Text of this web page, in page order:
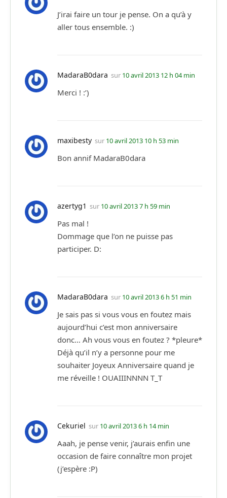
J’irai faire un tour je pense. On a qu’à y
aller tous ensemble. :)
MadaraB0dara sur 10 avril 2013 12 h 04 min
Merci ! :’)
maxibesty sur 10 avril 2013 10 h 53 min
Bon annif MadaraB0dara
azertyg1 sur 10 avril 2013 7 h 59 min
Pas mal !
Dommage que l’on ne puisse pas
participer. D:
MadaraB0dara sur 10 avril 2013 6 h 51 min
Je sais pas si vous vous en foutez mais
aujourd’hui c’est mon anniversaire
donc… Ah vous vous en foutez ? *pleure*
Déjà qu’il n’y a personne pour me
souhaiter Joyeux Anniversaire quand je
me réveille ! OUAIIINNNN T_T
Cekuriel sur 10 avril 2013 6 h 14 min
Aaah, je pense venir, j’aurais enfin une
occasion de faire connaître mon projet
(j’espère :P)